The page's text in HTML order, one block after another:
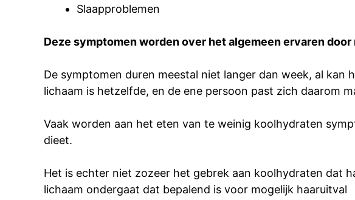
Slaapproblemen
Deze symptomen worden over het algemeen ervaren
De symptomen duren meestal niet langer dan week, al
lichaam is hetzelfde, en de ene persoon past zich daarom
Vaak worden aan het eten van te weinig koolhydraten
dieet.
Het is echter niet zozeer het gebrek aan koolhydraten dat
lichaam ondergaat dat bepalend is voor mogelijk haaruitval